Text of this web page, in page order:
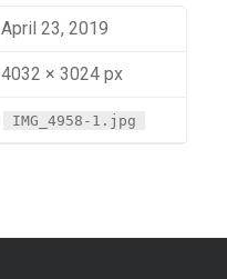
April 23, 2019
4032 × 3024 px
IMG_4958-1.jpg